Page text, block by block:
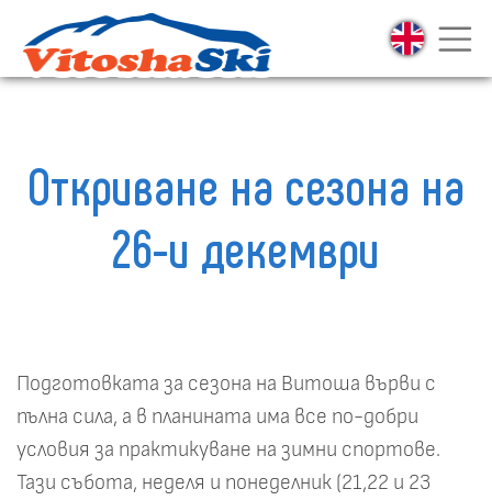
Откриване на сезона на
26-и декември
Подготовката за сезона на Витоша върви с
пълна сила, а в планината има все по-добри
условия за практикуване на зимни спортове.
Тази събота, неделя и понеделник (21,22 и 23